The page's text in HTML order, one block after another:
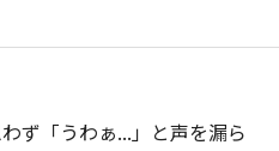
ず「うわぁ...」と声を漏ら